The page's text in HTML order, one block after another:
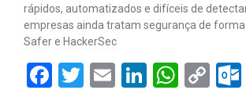
rápidos, automatizados e difíceis de
empresas ainda tratam segurança de
Safer e HackerSec
Facebook
Twitter
EmailLinkedIn